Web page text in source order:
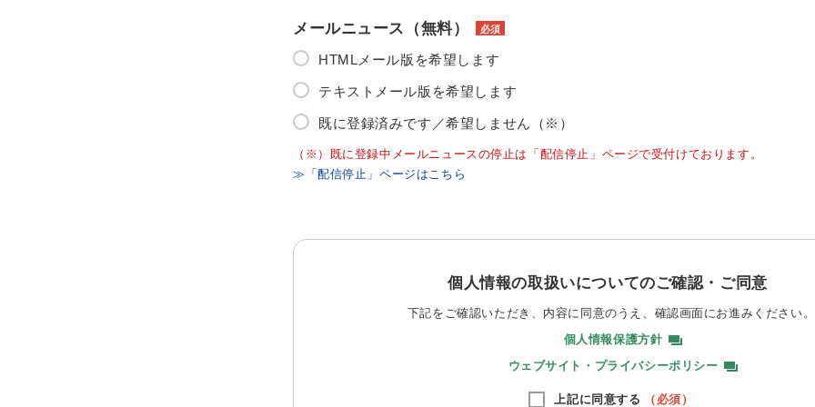
メールニュース（無料） 必須
HTMLメール版を希望します
テキストメール版を希望します
既に登録済みです／希望しません（※）
（※）既に登録中メールニュースの停止は「配信停止」ページで受付けております。
≫「配信停止」ページはこちら
個人情報の取扱いについてのご確認・ご同意
下記をご確認いただき、内容に同意のうえ、 確認画面にお進みください。
個人情報保護方針
ウェブサイト・プライバシーポリシー
上記に同意する （必須）